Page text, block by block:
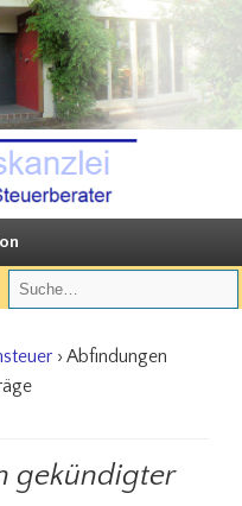
C.T. Hertlein
› Abfindungen
gekündigter